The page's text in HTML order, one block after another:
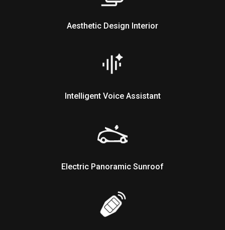
Aesthetic Design Interior
Intelligent Voice Assistant
Electric Panoramic Sunroof